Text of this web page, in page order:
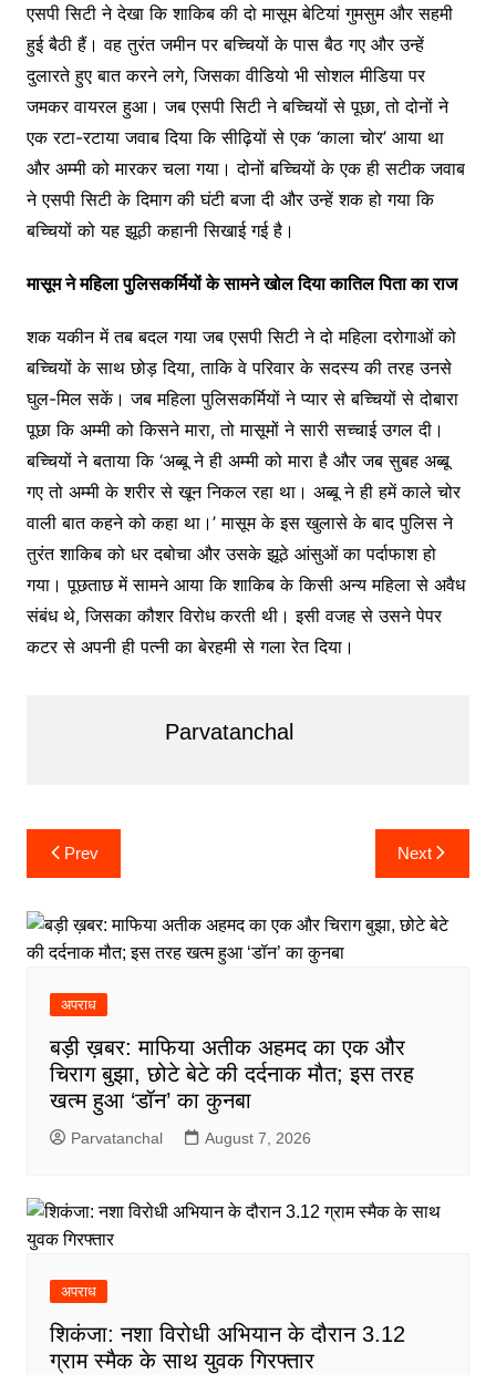
एसपी सिटी ने देखा कि शाकिब की दो मासूम बेटियां गुमसुम और सहमी
हुई बैठी हैं। वह तुरंत जमीन पर बच्चियों के पास बैठ गए और उन्हें
दुलारते हुए बात करने लगे, जिसका वीडियो भी सोशल मीडिया पर
जमकर वायरल हुआ। जब एसपी सिटी ने बच्चियों से पूछा, तो दोनों ने
एक रटा-रटाया जवाब दिया कि सीढ़ियों से एक ‘काला चोर’ आया था
और अम्मी को मारकर चला गया। दोनों बच्चियों के एक ही सटीक जवाब
ने एसपी सिटी के दिमाग की घंटी बजा दी और उन्हें शक हो गया कि
बच्चियों को यह झूठी कहानी सिखाई गई है।
मासूम ने महिला पुलिसकर्मियों के सामने खोल दिया कातिल पिता का राज
शक यकीन में तब बदल गया जब एसपी सिटी ने दो महिला दरोगाओं को
बच्चियों के साथ छोड़ दिया, ताकि वे परिवार के सदस्य की तरह उनसे
घुल-मिल सकें। जब महिला पुलिसकर्मियों ने प्यार से बच्चियों से दोबारा
पूछा कि अम्मी को किसने मारा, तो मासूमों ने सारी सच्चाई उगल दी।
बच्चियों ने बताया कि ‘अब्बू ने ही अम्मी को मारा है और जब सुबह अब्बू
गए तो अम्मी के शरीर से खून निकल रहा था। अब्बू ने ही हमें काले चोर
वाली बात कहने को कहा था।’ मासूम के इस खुलासे के बाद पुलिस ने
तुरंत शाकिब को धर दबोचा और उसके झूठे आंसुओं का पर्दाफाश हो
गया। पूछताछ में सामने आया कि शाकिब के किसी अन्य महिला से अवैध
संबंध थे, जिसका कौशर विरोध करती थी। इसी वजह से उसने पेपर
कटर से अपनी ही पत्नी का बेरहमी से गला रेत दिया।
Parvatanchal
Post
navigation
Prev Next
अपराध
बड़ी ख़बर: माफिया अतीक अहमद का एक और
चिराग बुझा, छोटे बेटे की दर्दनाक मौत; इस तरह
खत्म हुआ ‘डॉन’ का कुनबा
Parvatanchal August 7, 2026
अपराध
शिकंजा: नशा विरोधी अभियान के दौरान 3.12
ग्राम स्मैक के साथ युवक गिरफ्तार